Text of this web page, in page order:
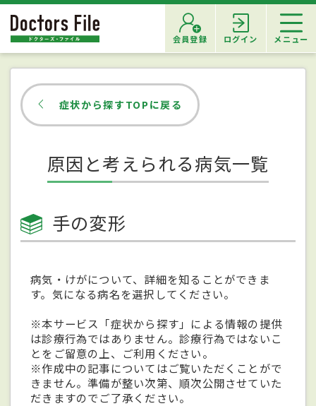
会員登録 ログイン メニュー
症状から探すTOPに戻る
原因と考えられる病気一覧
手の変形
病気・けがについて、詳細を知ることができま
す。気になる病名を選択してください。
※本サービス「症状から探す」による情報の提供
は診療行為ではありません。診療行為ではないこ
とをご留意の上、ご利用ください。
※作成中の記事についてはご覧いただくことがで
きません。準備が整い次第、順次公開させていた
だきますのでご了承ください。